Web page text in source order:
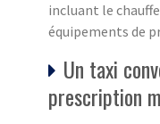
incluant le
équipements de
Un taxi
prescription